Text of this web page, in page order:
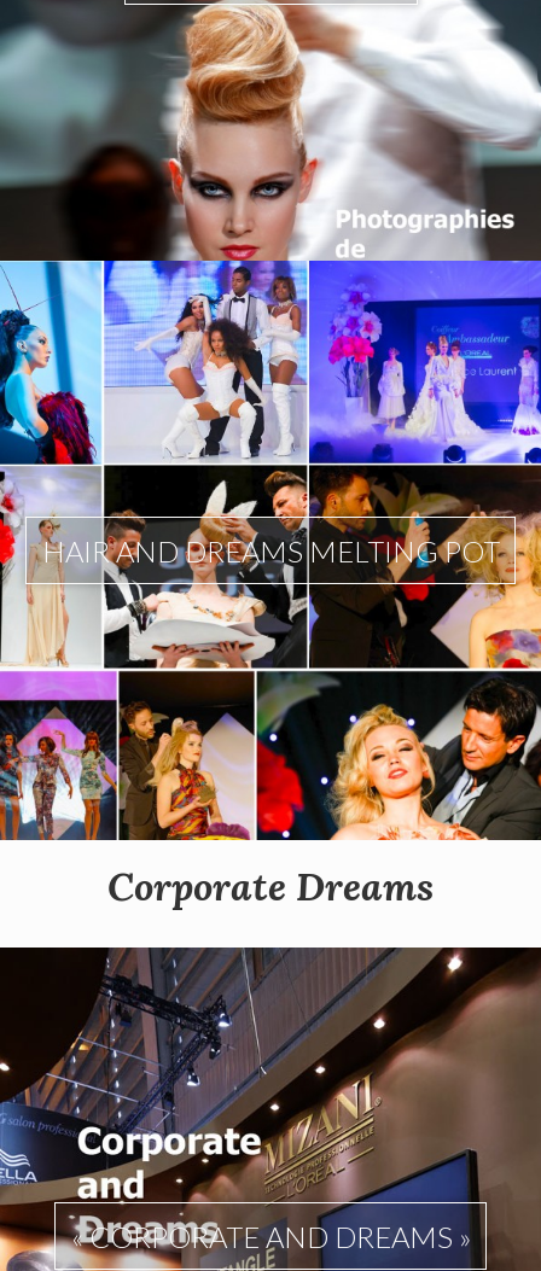
HAIR AND DREAMS MELTING POT
Corporate Dreams
« CORPORATE AND DREAMS »